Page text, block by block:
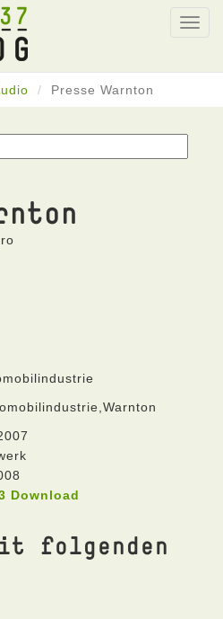
37
Presse Warnton
Download
folgenden